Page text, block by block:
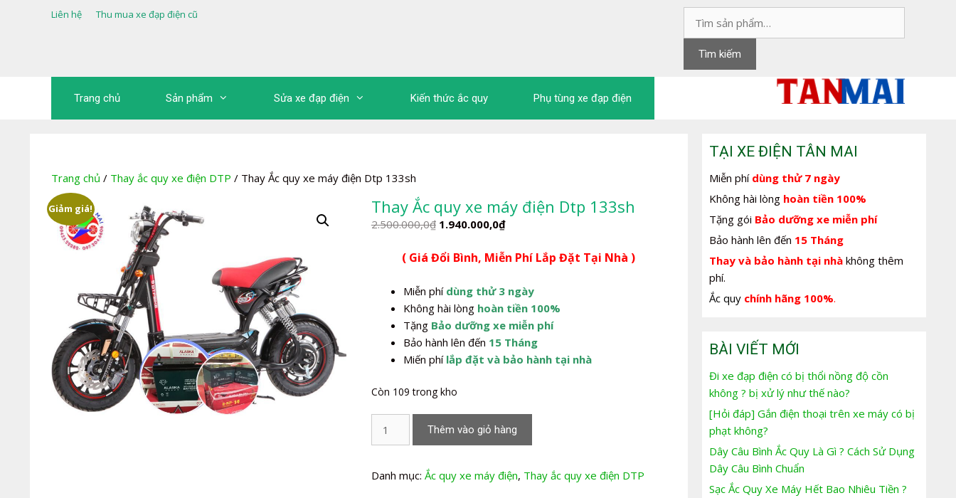
Liên hệ Thu mua xe đạp điện cũ
kiếm:
Tìm kiếm
Trang chủ Sản phẩm Sửa xe đạp điện Kiến thức ắc quy Phụ tùng xe đạp điện
Trang chủ / Thay ắc quy xe điện DTP / Thay Ắc quy xe máy điện Dtp 133sh
Giảm giá! Thay Ắc quy xe máy điện Dtp 133sh
2.500.000,0₫ Giá
là:
1.940.000,0₫Giá
tại
1.940.000,0₫.
( Giá Đổi Bình, Miễn Phí Lắp Đặt Tại Nhà )
Miễn phí dùng thử 3 ngày
Không hài lòng hoàn tiền 100%
Tặng Bảo dưỡng xe miễn phí
Bảo hành lên đến 15 Tháng
Miến phí lắp đặt và bảo hành tại nhà
Còn 109 trong kho
xe
Thêm vào giỏ hàng
Danh mục: Ắc quy xe máy điện, Thay ắc quy xe điện DTP
TẠI XE ĐIỆN TÂN MAI
Miễn phí dùng thử 7 ngày
Không hài lòng hoàn tiền 100%
Tặng gói Bảo dưỡng xe miễn phí
Bảo hành lên đến 15 Tháng
Thay và bảo hành tại nhà không thêm
phí.
Ắc quy chính hãng 100%.
BÀI VIẾT MỚI
Đi xe đạp điện có bị thổi nồng độ cồn
không ? bị xử lý như thế nào?
[Hỏi đáp] Gắn điện thoại trên xe máy có bị
phạt không?
Dây Câu Bình Ắc Quy Là Gì ? Cách Sử Dụng
Dây Câu Bình Chuẩn
Sạc Ắc Quy Xe Máy Hết Bao Nhiêu Tiền ?